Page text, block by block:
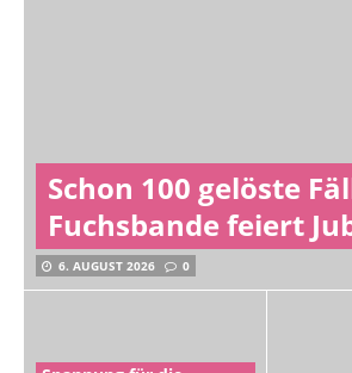
Schon 100 gelöste
Fuchsbande feiert
6. AUGUST 2026 0